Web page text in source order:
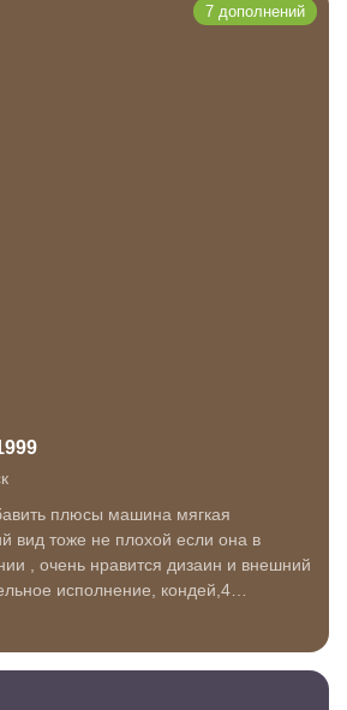
плюсы машина мягкая
вид тоже не плохой если она в
внешний
исполнение, кондей,4
нормальная,запчастей
отнести плюс или минус это,но...
7 дополнений